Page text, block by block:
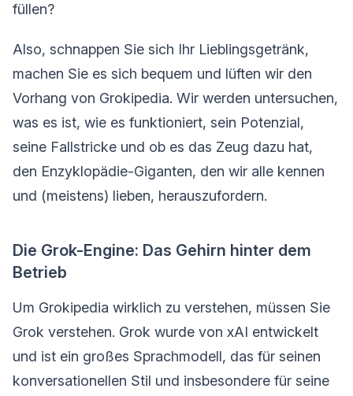
füllen?
Also, schnappen Sie sich Ihr Lieblingsgetränk,
machen Sie es sich bequem und lüften wir den
Vorhang von Grokipedia. Wir werden untersuchen,
was es ist, wie es funktioniert, sein Potenzial,
seine Fallstricke und ob es das Zeug dazu hat,
den Enzyklopädie-Giganten, den wir alle kennen
und (meistens) lieben, herauszufordern.
Die Grok-Engine: Das Gehirn hinter dem
Betrieb
Um Grokipedia wirklich zu verstehen, müssen Sie
Grok verstehen. Grok wurde von xAI entwickelt
und ist ein großes Sprachmodell, das für seinen
konversationellen Stil und insbesondere für seine